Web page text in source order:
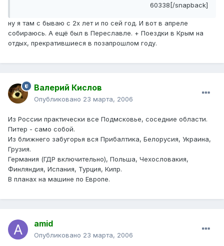
60338[/snapback]
ну я там с бываю с 2х лет и по сей год. И вот в апреле
собираюсь. А ещё был в Переславле. + Поездки в Крым на
отдых, прекратившиеся в позапрошлом году.
Валерий Кислов
Опубликовано 23 марта, 2006
Из России практически все Подмсковье, соседние области.
Питер - само собой.
Из ближнего забугорья вся Прибалтика, Белорусия, Украина,
Грузия.
Германия (ГДР включительно), Польша, Чехословакия,
Финляндия, Испания, Турция, Кипр.
В планах на машине по Европе.
amid
Опубликовано 23 марта, 2006